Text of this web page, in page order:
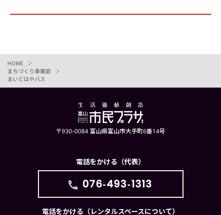
HOME
まちづくり事業部
まいどはやバス
〒930-0084 富山県富山市大手町6番14号
電話をかける（代表）
076-493-1313
電話をかける（レンタルスペースについて）